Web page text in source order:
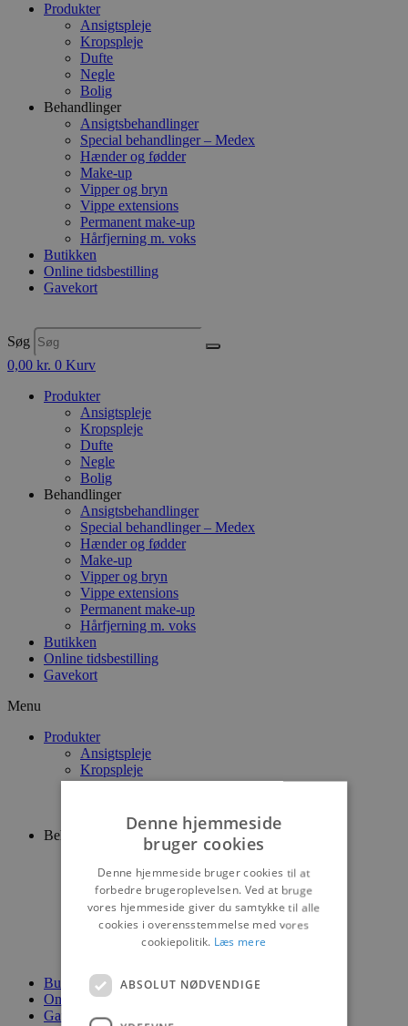
Produkter
Ansigtspleje
Kropspleje
Dufte
Negle
Bolig
Behandlinger
Ansigtsbehandlinger
Special behandlinger – Medex
Hænder og fødder
Make-up
Vipper og bryn
Vippe extensions
Permanent make-up
Hårfjerning m. voks
Butikken
Online tidsbestilling
Gavekort
Søg
0,00 kr. 0 Kurv
Produkter
Ansigtspleje
Kropspleje
Dufte
Negle
Bolig
Behandlinger
Ansigtsbehandlinger
Special behandlinger – Medex
Hænder og fødder
Make-up
Vipper og bryn
Vippe extensions
Permanent make-up
Hårfjerning m. voks
Butikken
Online tidsbestilling
Gavekort
Menu
Produkter
Ansigtspleje
Kropspleje
Dufte
Behandlinger
Ansigtsbehandlinger
Special behandlinger – Medex
Hænder og fødder
Make-up
Vipper og bryn
Vippe extensions
Permanent make-up
Butikken
Online tidsbestilling
Gavekort
Denne hjemmeside
bruger cookies
Denne hjemmeside bruger cookies til at
forbedre brugeroplevelsen. Ved at bruge
vores hjemmeside giver du samtykke til alle
cookies i overensstemmelse med vores
cookiepolitik. Læs mere
ABSOLUT NØDVENDIGE